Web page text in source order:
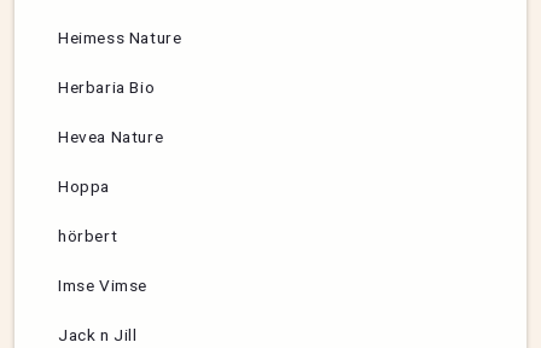
Heimess Nature
Herbaria Bio
Hevea Nature
Hoppa
hörbert
Imse Vimse
Jack n Jill